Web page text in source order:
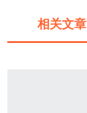
相关文章